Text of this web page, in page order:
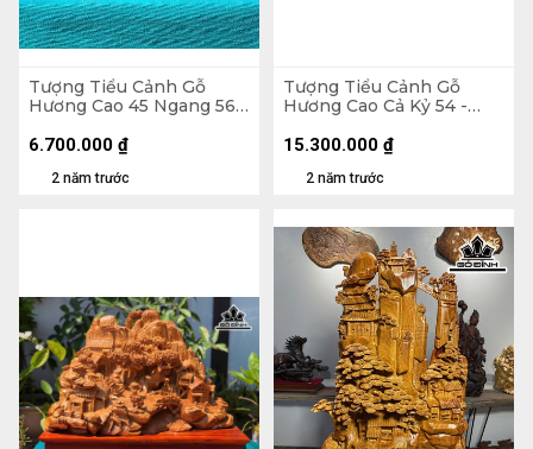
Tượng Tiểu Cảnh Gỗ
Hương Cao 45 Ngang 56
2 năm trước
6.700.000 ₫
Tượng Tiểu Cảnh Gỗ
Hương Cao Cả Kỷ 54 -
Sâu 25 (cm)
2 năm trước
15.300.000 ₫